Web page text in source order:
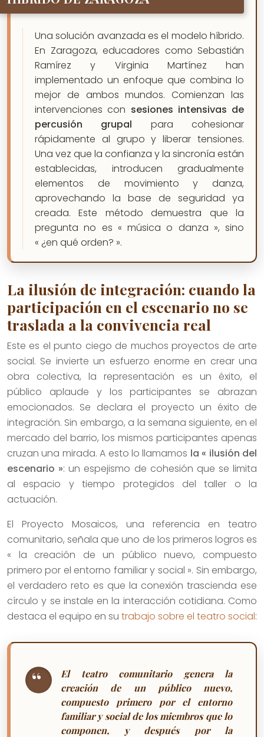
Una solución avanzada es el modelo híbrido.
En Zaragoza, educadores como Sebastián
Ramírez y Virginia Martínez han
implementado un enfoque que combina lo
mejor de ambos mundos. Comienzan las
intervenciones con sesiones intensivas de
percusión grupal para cohesionar
rápidamente al grupo y liberar tensiones.
Una vez que la confianza y la sincronía están
establecidas, introducen gradualmente
elementos de movimiento y danza,
aprovechando la base de seguridad ya
creada. Este método demuestra que la
pregunta no es « música o danza », sino
« ¿en qué orden? ».
La ilusión de integración: cuando la
participación en el escenario no se
traslada a la convivencia real
Este es el punto ciego de muchos proyectos de arte
social. Se invierte un esfuerzo enorme en crear una
obra colectiva, la representación es un éxito, el
público aplaude y los participantes se abrazan
emocionados. Se declara el proyecto un éxito de
integración. Sin embargo, a la semana siguiente, en el
mercado del barrio, los mismos participantes apenas
cruzan una mirada. A esto lo llamamos la « ilusión del
escenario »: un espejismo de cohesión que se limita
al espacio y tiempo protegidos del taller o la
actuación.
El Proyecto Mosaicos, una referencia en teatro
comunitario, señala que uno de los primeros logros es
« la creación de un público nuevo, compuesto
primero por el entorno familiar y social ». Sin embargo,
el verdadero reto es que la conexión trascienda ese
círculo y se instale en la interacción cotidiana. Como
destaca el equipo en su trabajo sobre el teatro social:
El teatro comunitario genera la
creación de un público nuevo,
compuesto primero por el entorno
familiar y social de los miembros que lo
componen, y después por la